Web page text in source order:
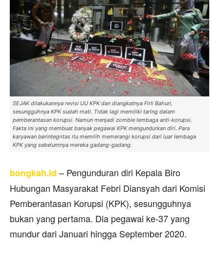
SEJAK dilakukannya revisi UU KPK dan diangkatnya Firli Bahuri,
sesungguhnya KPK sudah mati. Tidak lagi memiliki taring dalam
pemberantasan korupsi. Namun menjadi zombie lembaga anti-korupsi.
Fakta ini yang membuat banyak pegawai KPK mengundurkan diri. Para
karyawan berintegritas itu memilih memerangi korupsi dari luar lembaga
KPK yang sebelumnya mereka gadang-gadang.
bongkah.id – Pengunduran diri Kepala Biro
Hubungan Masyarakat Febri Diansyah dari Komisi
Pemberantasan Korupsi (KPK), sesungguhnya
bukan yang pertama. Dia pegawai ke-37 yang
mundur dari Januari hingga September 2020.